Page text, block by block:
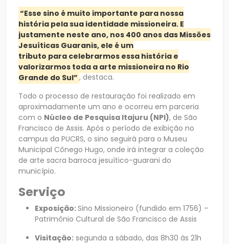
“Esse sino é muito importante para nossa
história pela sua identidade missioneira. E
justamente neste ano, nos 400 anos das Missões
Jesuíticas Guaranis, ele é um
tributo para celebrarmos essa história e
valorizarmos toda a arte missioneira no Rio
Grande do Sul” , destaca.
Todo o processo de restauração foi realizado em
aproximadamente um ano e ocorreu em parceria
com o Núcleo de Pesquisa Itajuru (NPI), de São
Francisco de Assis. Após o período de exibição no
campus da PUCRS, o sino seguirá para o Museu
Municipal Cônego Hugo, onde irá integrar a coleção
de arte sacra barroca jesuítico-guarani do
município.
Serviço
Exposição:Sino Missioneiro (fundido em 1756) –
Patrimônio Cultural de São Francisco de Assis
Visitação: segunda a sábado, das 8h30 às 21h